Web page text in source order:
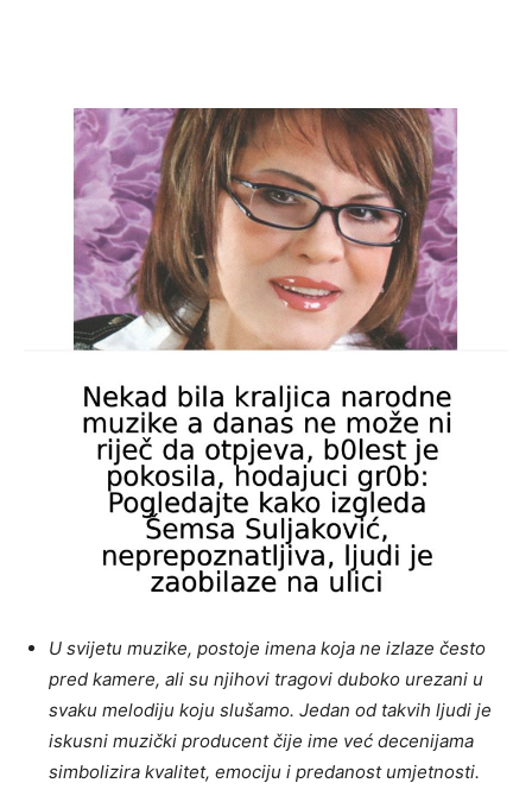
U svijetu muzike, postoje imena koja ne izlaze često
pred kamere, ali su njihovi tragovi duboko urezani u
svaku melodiju koju slušamo. Jedan od takvih ljudi je
iskusni muzički producent čije ime već decenijama
simbolizira kvalitet, emociju i predanost umjetnosti.